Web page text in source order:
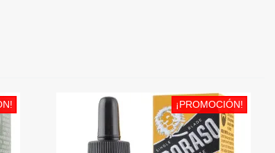
¡PROMOCIÓN!